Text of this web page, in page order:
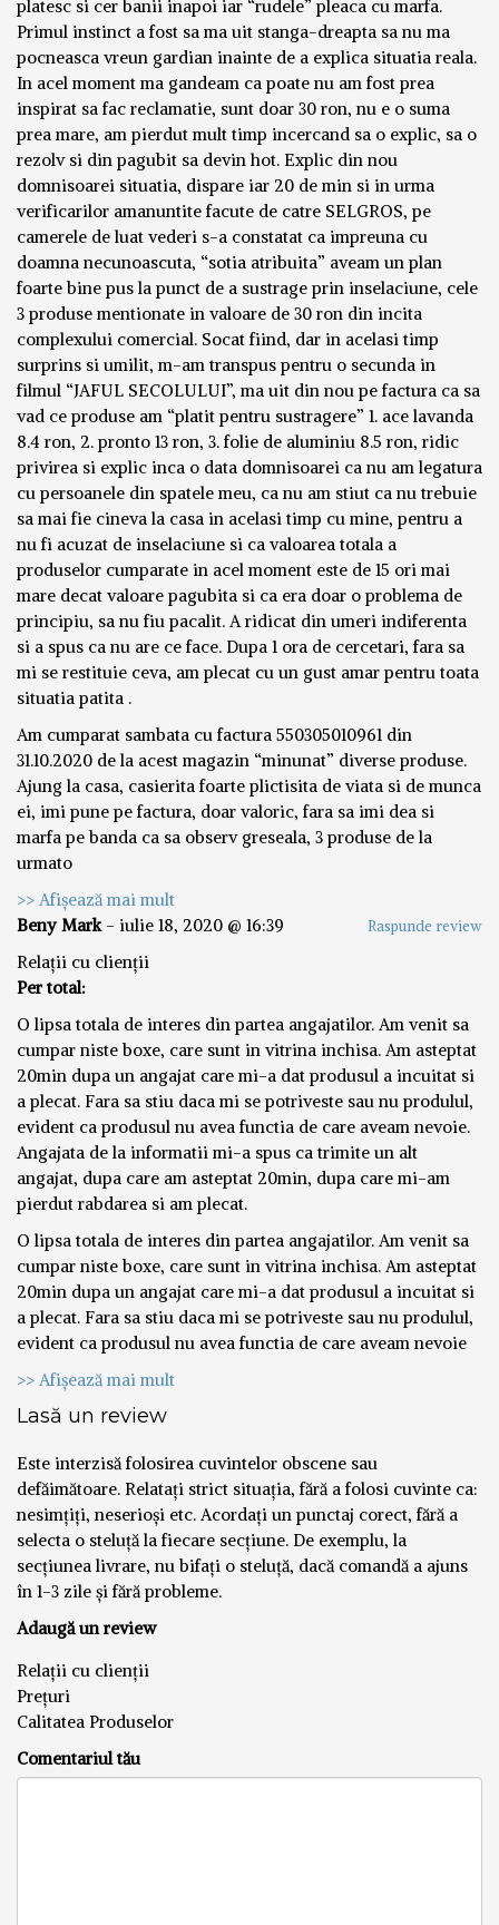
platesc si cer banii inapoi iar “rudele” pleaca cu marfa.
Primul instinct a fost sa ma uit stanga-dreapta sa nu ma
pocneasca vreun gardian inainte de a explica situatia reala.
In acel moment ma gandeam ca poate nu am fost prea
inspirat sa fac reclamatie, sunt doar 30 ron, nu e o suma
prea mare, am pierdut mult timp incercand sa o explic, sa o
rezolv si din pagubit sa devin hot. Explic din nou
domnisoarei situatia, dispare iar 20 de min si in urma
verificarilor amanuntite facute de catre SELGROS, pe
camerele de luat vederi s-a constatat ca impreuna cu
doamna necunoascuta, “sotia atribuita” aveam un plan
foarte bine pus la punct de a sustrage prin inselaciune, cele
3 produse mentionate in valoare de 30 ron din incita
complexului comercial. Socat fiind, dar in acelasi timp
surprins si umilit, m-am transpus pentru o secunda in
filmul “JAFUL SECOLULUI”, ma uit din nou pe factura ca sa
vad ce produse am “platit pentru sustragere” 1. ace lavanda
8.4 ron, 2. pronto 13 ron, 3. folie de aluminiu 8.5 ron, ridic
privirea si explic inca o data domnisoarei ca nu am legatura
cu persoanele din spatele meu, ca nu am stiut ca nu trebuie
sa mai fie cineva la casa in acelasi timp cu mine, pentru a
nu fi acuzat de inselaciune si ca valoarea totala a
produselor cumparate in acel moment este de 15 ori mai
mare decat valoare pagubita si ca era doar o problema de
principiu, sa nu fiu pacalit. A ridicat din umeri indiferenta
si a spus ca nu are ce face. Dupa 1 ora de cercetari, fara sa
mi se restituie ceva, am plecat cu un gust amar pentru toata
situatia patita .
Am cumparat sambata cu factura 550305010961 din
31.10.2020 de la acest magazin “minunat” diverse produse.
Ajung la casa, casierita foarte plictisita de viata si de munca
ei, imi pune pe factura, doar valoric, fara sa imi dea si
marfa pe banda ca sa observ greseala, 3 produse de la
urmato
>> Afișează mai mult
Beny Mark- iulie 18, 2020 @ 16:39 Raspunde review
Relații cu clienții
Per total:
O lipsa totala de interes din partea angajatilor. Am venit sa
cumpar niste boxe, care sunt in vitrina inchisa. Am asteptat
20min dupa un angajat care mi-a dat produsul a incuitat si
a plecat. Fara sa stiu daca mi se potriveste sau nu produlul,
evident ca produsul nu avea functia de care aveam nevoie.
Angajata de la informatii mi-a spus ca trimite un alt
angajat, dupa care am asteptat 20min, dupa care mi-am
pierdut rabdarea si am plecat.
O lipsa totala de interes din partea angajatilor. Am venit sa
cumpar niste boxe, care sunt in vitrina inchisa. Am asteptat
20min dupa un angajat care mi-a dat produsul a incuitat si
a plecat. Fara sa stiu daca mi se potriveste sau nu produlul,
evident ca produsul nu avea functia de care aveam nevoie
>> Afișează mai mult
Lasă un review
Este interzisă folosirea cuvintelor obscene sau
defăimătoare. Relatați strict situația, fără a folosi cuvinte ca:
nesimțiți, neserioși etc. Acordați un punctaj corect, fără a
selecta o steluță la fiecare secțiune. De exemplu, la
secțiunea livrare, nu bifați o steluță, dacă comandă a ajuns
în 1-3 zile și fără probleme.
Adaugă un review
Relații cu clienții
Prețuri
Calitatea Produselor
Comentariul tău